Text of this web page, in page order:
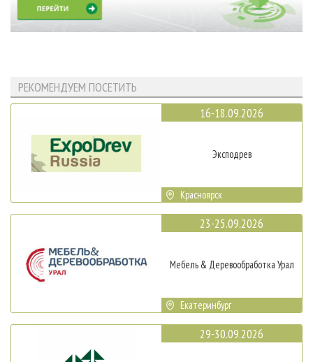
РЕКОМЕНДУЕМ ПОСЕТИТЬ
16-18.09.2026
Эксподрев
Красноярск
23-25.09.2026
Мебель & Деревообработка Урал
Екатеринбург
29-30.09.2026